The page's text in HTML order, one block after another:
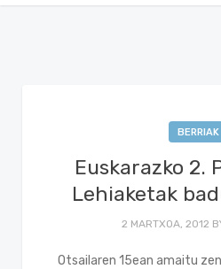
BERRIAK
Euskarazko 2.
Lehiaketak
2 MARTXOA, 2012
Otsailaren 15ean amaitu